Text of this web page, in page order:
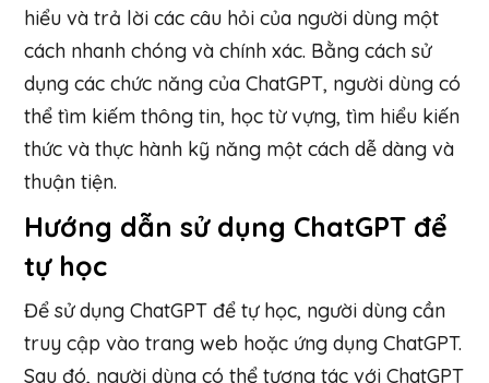
hiểu và trả lời các câu hỏi của người dùng một
cách nhanh chóng và chính xác. Bằng cách sử
dụng các chức năng của ChatGPT, người dùng có
thể tìm kiếm thông tin, học từ vựng, tìm hiểu kiến
thức và thực hành kỹ năng một cách dễ dàng và
thuận tiện.
Hướng dẫn sử dụng ChatGPT để
tự học
Để sử dụng ChatGPT để tự học, người dùng cần
truy cập vào trang web hoặc ứng dụng ChatGPT.
Sau đó, người dùng có thể tương tác với ChatGPT